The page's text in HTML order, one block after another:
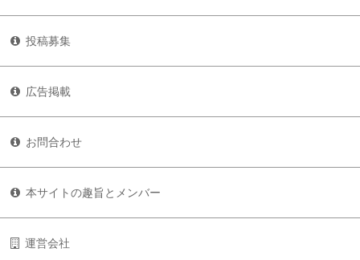
投稿募集
広告掲載
お問合わせ
本サイトの趣旨とメンバー
運営会社